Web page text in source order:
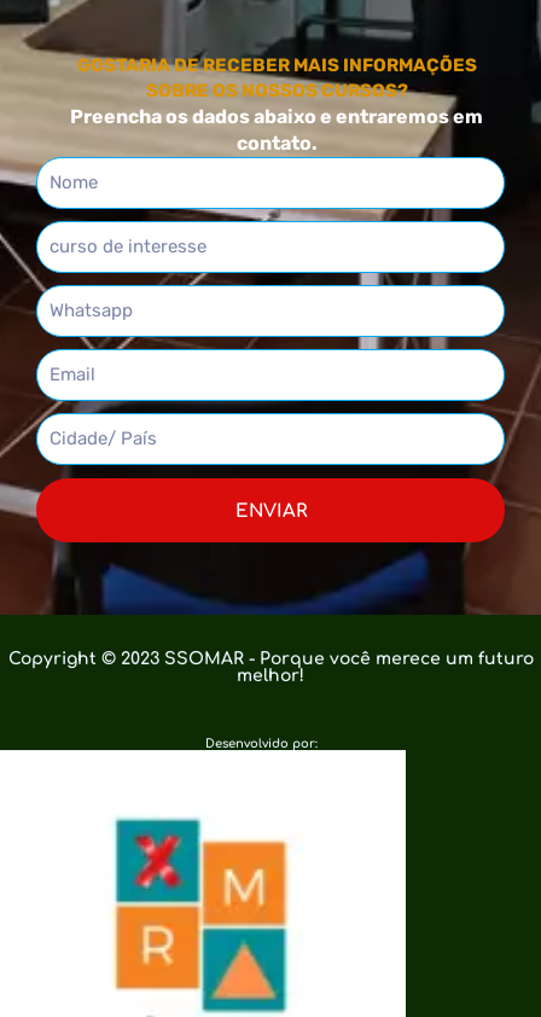
GOSTARIA DE RECEBER MAIS INFORMAÇÕES
SOBRE OS NOSSOS CURSOS?
Preencha os dados abaixo e entraremos em
contato.
ENVIAR
Copyright © 2023 SSOMAR - Porque você merece um futuro
melhor!
Desenvolvido por: